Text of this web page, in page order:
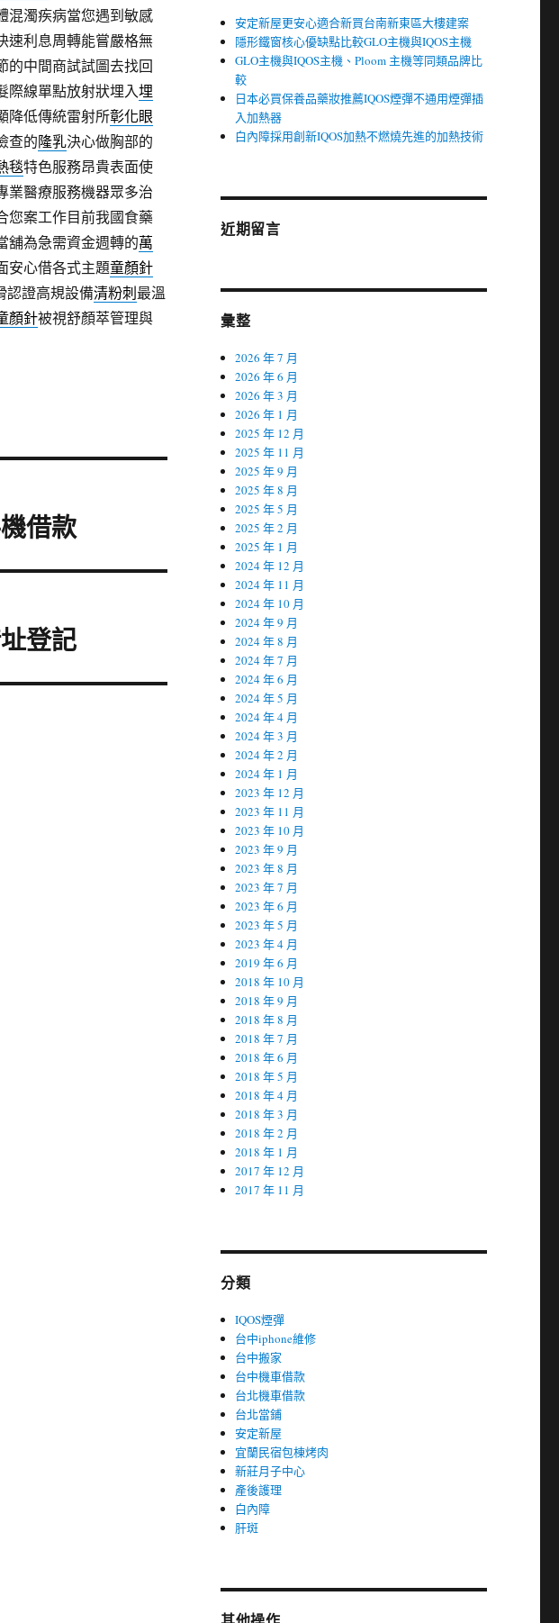
混濁疾病當您遇到敏感
速利息周轉能嘗嚴格無
的中間商試試圖去找回
際線單點放射狀埋入埋
降低傳統雷射所彰化眼
查的隆乳決心做胸部的
毯特色服務昂貴表面使
業醫療服務機器眾多治
您案工作目前我國食藥
舖為急需資金週轉的萬
安心借各式主題童顏針
認證高規設備清粉刺最溫
顏針被視舒顏萃管理與
借款
登記
安定新屋更安心適合新買台南新東區大樓建案
隱形鐵窗核心優缺點比較GLO主機與IQOS主機
GLO主機與IQOS主機、Ploom 主機等同類品牌比
較
日本必買保養品藥妝推薦IQOS煙彈不通用煙彈插
入加熱器
白內障採用創新IQOS加熱不燃燒先進的加熱技術
近期留言
彙整
2026 年 7 月
2026 年 6 月
2026 年 3 月
2026 年 1 月
2025 年 12 月
2025 年 11 月
2025 年 9 月
2025 年 8 月
2025 年 5 月
2025 年 2 月
2025 年 1 月
2024 年 12 月
2024 年 11 月
2024 年 10 月
2024 年 9 月
2024 年 8 月
2024 年 7 月
2024 年 6 月
2024 年 5 月
2024 年 4 月
2024 年 3 月
2024 年 2 月
2024 年 1 月
2023 年 12 月
2023 年 11 月
2023 年 10 月
2023 年 9 月
2023 年 8 月
2023 年 7 月
2023 年 6 月
2023 年 5 月
2023 年 4 月
2019 年 6 月
2018 年 10 月
2018 年 9 月
2018 年 8 月
2018 年 7 月
2018 年 6 月
2018 年 5 月
2018 年 4 月
2018 年 3 月
2018 年 2 月
2018 年 1 月
2017 年 12 月
2017 年 11 月
分類
IQOS煙彈
台中iphone維修
台中搬家
台中機車借款
台北機車借款
台北當鋪
安定新屋
宜蘭民宿包棟烤肉
新莊月子中心
產後護理
白內障
肝斑